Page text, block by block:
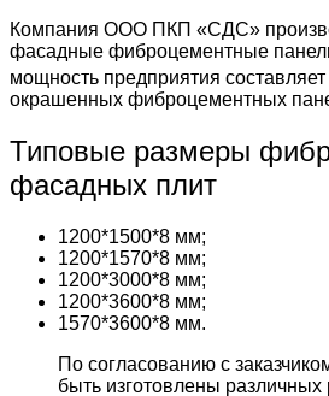
Компания ООО ПКП «СДС»
фасадные фиброцементные
мощность предприятия
окрашенных фиброцементных
Типовые размеры
фасадных плит
1200*1500*8 мм;
1200*1570*8 мм;
1200*3000*8 мм;
1200*3600*8 мм;
1570*3600*8 мм.
По согласованию с
быть изготовлены различных